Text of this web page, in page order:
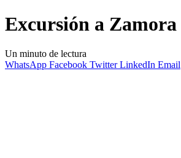
Excursión a Zamora
Un minuto de lectura
WhatsApp Facebook Twitter LinkedIn Email